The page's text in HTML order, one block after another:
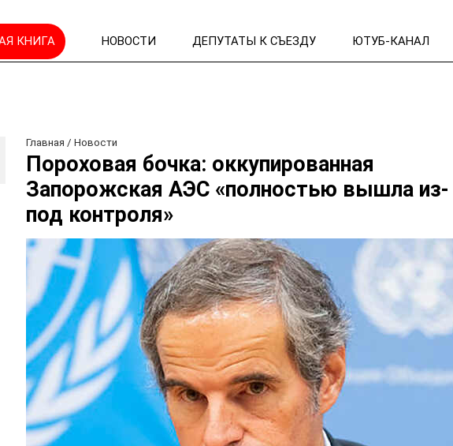
КНИГА НОВОСТИ ДЕПУТАТЫ К СЪЕЗДУ ЮТУБ-КАНАЛ
Главная /Новости
Пороховая бочка: оккупированная
Запорожская АЭС «полностью вышла из-
под контроля»